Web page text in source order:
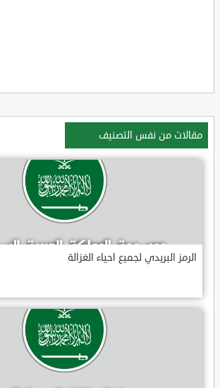
مقالات من نفس التصنيف
الرمز البريدي لجميع احياء الغزالة